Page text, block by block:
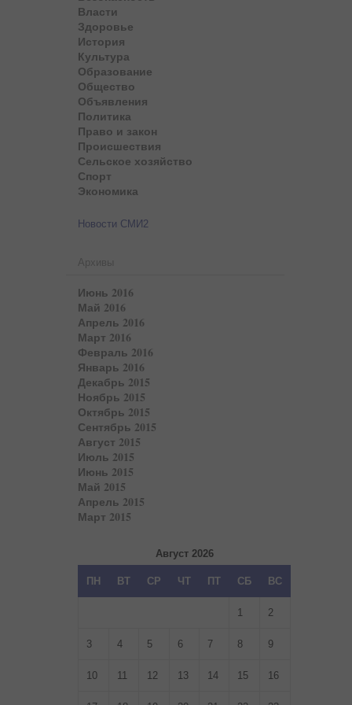
Власти
Здоровье
История
Культура
Образование
Общество
Объявления
Политика
Право и закон
Происшествия
Сельское хозяйство
Спорт
Экономика
Новости СМИ2
Архивы
Июнь 2016
Май 2016
Апрель 2016
Март 2016
Февраль 2016
Январь 2016
Декабрь 2015
Ноябрь 2015
Октябрь 2015
Сентябрь 2015
Август 2015
Июль 2015
Июнь 2015
Май 2015
Апрель 2015
Март 2015
Август 2026
ПН ВТ СР ЧТ ПТ СБ ВС
1 2
3 4 5 6 7 8 9
10 11 12 13 14 15 16